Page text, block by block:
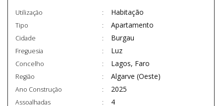
Utilização Habitação
Tipo Apartamento
Cidade Burgau
Freguesia Luz
Concelho Lagos, Faro
Região Algarve (Oeste)
Ano Construção 2025
Assoalhadas 4